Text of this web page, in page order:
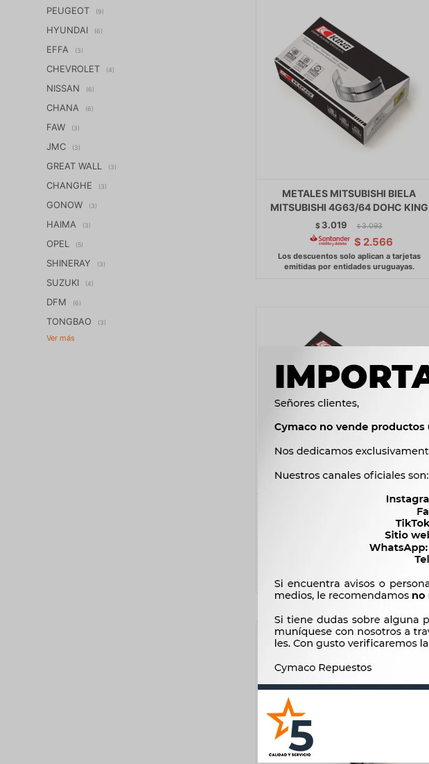
METALES MITSUBISHI BIELA
MITSUBISHI 4G63/64 DOHC KING
$ 3.019 $ 3.093
$ 2.566
METALES HYUNDAI BIELA 025
D4AF/100-104MM KING
PEUGEOT (9)
HYUNDAI (6)
EFFA (3)
CHEVROLET (4)
NISSAN (6)
CHANA (6)
FAW (3)
JMC (3)
GREAT WALL (3)
CHANGHE (3)
GONOW (3)
HAIMA (3)
OPEL (5)
SHINERAY (3)
SUZUKI (4)
DFM (6)
TONGBAO (3)